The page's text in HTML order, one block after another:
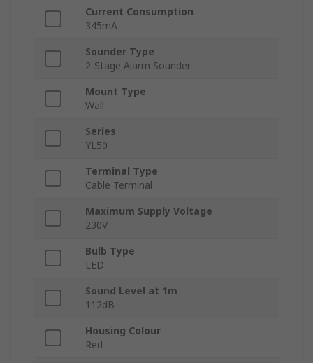
Current Consumption
345mA
Sounder Type
2-Stage Alarm Sounder
Mount Type
Wall
Series
YL50
Terminal Type
Cable Terminal
Maximum Supply Voltage
230V
Bulb Type
LED
Sound Level at 1m
112dB
Housing Colour
Red